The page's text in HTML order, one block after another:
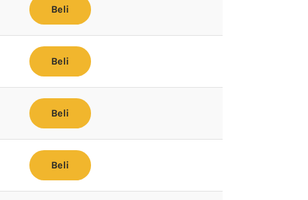
Beli
Beli
Beli
Beli